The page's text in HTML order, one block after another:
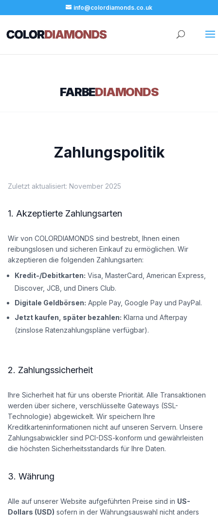
info@colordiamonds.co.uk
FARBEDIAMONDS
Zahlungspolitik
Zuletzt aktualisiert: November 2025
1. Akzeptierte Zahlungsarten
Wir von COLORDIAMONDS sind bestrebt, Ihnen einen
reibungslosen und sicheren Einkauf zu ermöglichen. Wir
akzeptieren die folgenden Zahlungsarten:
Kredit-/Debitkarten: Visa, MasterCard, American Express,
Discover, JCB, und Diners Club.
Digitale Geldbörsen: Apple Pay, Google Pay und PayPal.
Jetzt kaufen, später bezahlen: Klarna und Afterpay
(zinslose Ratenzahlungspläne verfügbar).
2. Zahlungssicherheit
Ihre Sicherheit hat für uns oberste Priorität. Alle Transaktionen
werden über sichere, verschlüsselte Gateways (SSL-
Technologie) abgewickelt. Wir speichern Ihre
Kreditkarteninformationen nicht auf unseren Servern. Unsere
Zahlungsabwickler sind PCI-DSS-konform und gewährleisten
die höchsten Sicherheitsstandards für Ihre Daten.
3. Währung
Alle auf unserer Website aufgeführten Preise sind in US-
Dollars (USD) sofern in der Währungsauswahl nicht anders